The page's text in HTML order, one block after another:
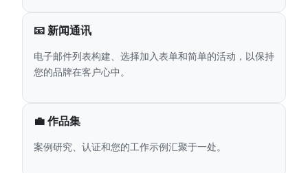
📧 新闻通讯
电子邮件列表构建、选择加入表单和简单的活动，以保持
您的品牌在客户心中。
💼 作品集
案例研究、认证和您的工作示例汇聚于一处。